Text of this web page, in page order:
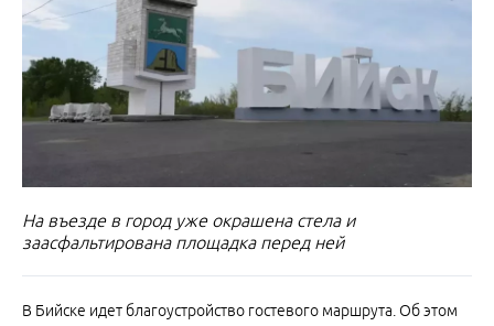
На въезде в город уже окрашена стела и
заасфальтирована площадка перед ней
В Бийске идет благоустройство гостевого маршрута. Об этом